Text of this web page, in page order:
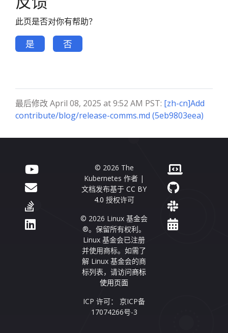
此页是否对你有帮助？
是 否
最后修改 April 08, 2025 at 9:52 AM PST: [zh-cn]Add
contribute/blog/release-comms.md (5eb9803eea)
© 2026 The
Kubernetes 作者 |
文档发布基于 CC BY
4.0 授权许可
© 2026 Linux 基金会
®。保留所有权利。
Linux 基金会已注册
并使用商标。如需了
解 Linux 基金会的商
标列表，请访问商标
使用页面
ICP 许可： 京ICP备
17074266号-3